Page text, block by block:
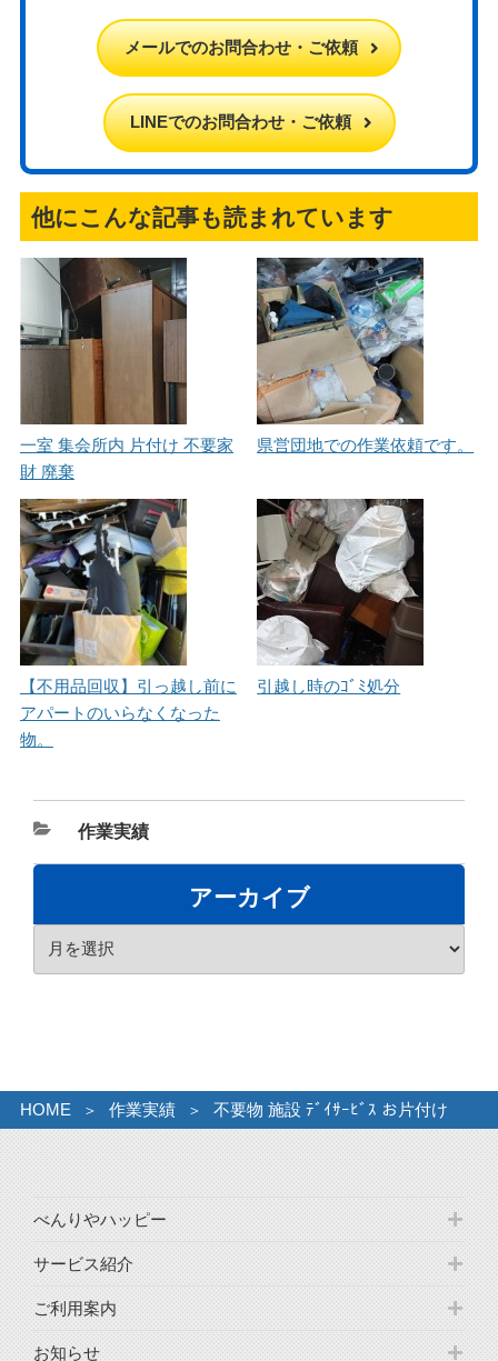
メールでのお問合わせ・ご依頼
LINEでのお問合わせ・ご依頼
他にこんな記事も読まれています
一室 集会所内 片付け 不要家
財 廃棄
県営団地での作業依頼です。
【不用品回収】引っ越し前に
アパートのいらなくなった
物。
引越し時のｺﾞﾐ処分
カ
テ
ー
作業実績
アーカイブ
HOME 作業実績 不要物 施設 ﾃﾞｲｻｰﾋﾞｽ お片付け
べんりやハッピー
サービス紹介
ご利用案内
お知らせ